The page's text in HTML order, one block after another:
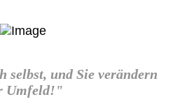
selbst, und Sie verändern
Umfeld!"